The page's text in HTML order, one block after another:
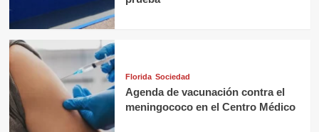
Florida Sociedad
Agenda de vacunación contra el
meningococo en el Centro Médico